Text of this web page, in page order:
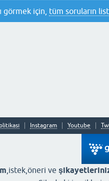
görmek için, tüm soruların
Instagram Youtube
,istek,öneri ve